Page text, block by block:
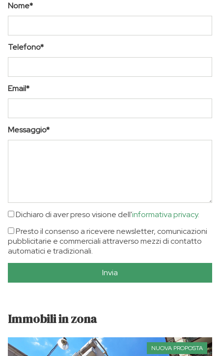
Nome*
Telefono*
Email*
Messaggio*
Dichiaro di aver preso visione dell'informativa privacy.
Presto il consenso a ricevere newsletter, comunicazioni
pubblicitarie e commerciali attraverso mezzi di contatto
automatici e tradizionali.
Invia
Immobili in zona
NUOVA PROPOSTA